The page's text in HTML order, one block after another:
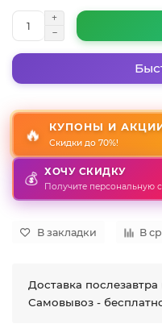
🔥 КУПОНЫ И
Скидки до 70%!
💰 ХОЧУ СКИДКУ
Получите персональную
В закладки В
Доставка
Самовывоз -